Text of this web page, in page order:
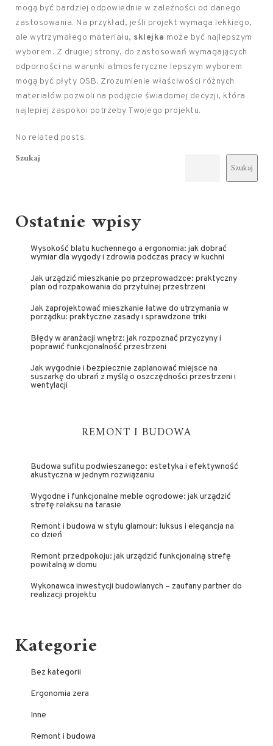
mogą być bardziej odpowiednie w zależności od danego
zastosowania. Na przykład, jeśli projekt wymaga lekkiego,
ale wytrzymałego materiału, sklejka może być najlepszym
wyborem. Z drugiej strony, do zastosowań wymagających
odporności na warunki atmosferyczne lepszym wyborem
mogą być płyty OSB. Zrozumienie właściwości różnych
materiałów pozwoli na podjęcie świadomej decyzji, która
najlepiej zaspokoi potrzeby Twojego projektu.
No related posts.
Szukaj
Szukaj
Ostatnie wpisy
Wysokość blatu kuchennego a ergonomia: jak dobrać
wymiar dla wygody i zdrowia podczas pracy w kuchni
Jak urządzić mieszkanie po przeprowadzce: praktyczny
plan od rozpakowania do przytulnej przestrzeni
Jak zaprojektować mieszkanie łatwe do utrzymania w
porządku: praktyczne zasady i sprawdzone triki
Błędy w aranżacji wnętrz: jak rozpoznać przyczyny i
poprawić funkcjonalność przestrzeni
Jak wygodnie i bezpiecznie zaplanować miejsce na
suszarkę do ubrań z myślą o oszczędności przestrzeni i
wentylacji
REMONT I BUDOWA
Budowa sufitu podwieszanego: estetyka i efektywność
akustyczna w jednym rozwiązaniu
Wygodne i funkcjonalne meble ogrodowe: jak urządzić
strefę relaksu na tarasie
Remont i budowa w stylu glamour: luksus i elegancja na
co dzień
Remont przedpokoju: jak urządzić funkcjonalną strefę
powitalną w domu
Wykonawca inwestycji budowlanych – zaufany partner do
realizacji projektu
Kategorie
Bez kategorii
Ergonomia zera
Inne
Remont i budowa